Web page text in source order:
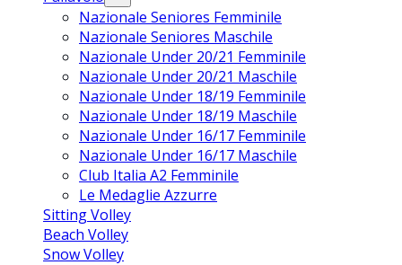
Nazionale Seniores Femminile
Nazionale Seniores Maschile
Nazionale Under 20/21 Femminile
Nazionale Under 20/21 Maschile
Nazionale Under 18/19 Femminile
Nazionale Under 18/19 Maschile
Nazionale Under 16/17 Femminile
Nazionale Under 16/17 Maschile
Club Italia A2 Femminile
Le Medaglie Azzurre
Sitting Volley
Beach Volley
Snow Volley